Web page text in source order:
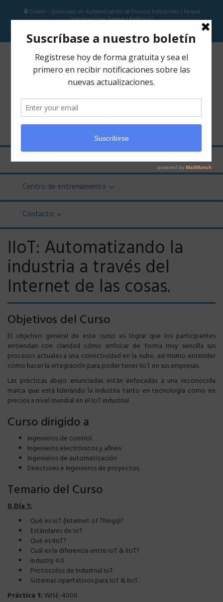
Colsein - Soluciones en Automatización de Procesos Industriales | Parque
Industrial Gran Sabana | Edificio 32
Colsein SAS
Calendario
Centro de entrenamiento
Contacto
IIoT: Automatizando la
industria a través del
Internet de las cosas.
Objetivos del Curso
El objetivo general de este curso es lograr que los participantes
entiendan con claridad cómo enfocar de forma muy sencilla sus
procesos actuales a una conectividad en la nube, así mismo entender
cómo hacer la integración para poder tener IIoT en sus empresas.
Las prácticas abajo enunciadas están enfocadas a una reconocida
marca que está liderando la industria tanto en tecnología como en
precios a nivel mundial en el IoT industrial.
Curso dirigido a
Ingenieros de control.
Ingenieros electrónicos y afines
Ingenieros de automatización
Directores e Ingenieros de proyectos.
Temario del Curso
0.Día 1:
Qué es IoT (Internet of Things)?
Estándares de IoT
Qué es IIoT?
Cuál es la diferencia entre IoT & IIoT?
Industry 4.0
Protocolos de Industrial IoT.
Sistemas opertativos para IoT & IIoT.
Práctica 1: WISE-4000